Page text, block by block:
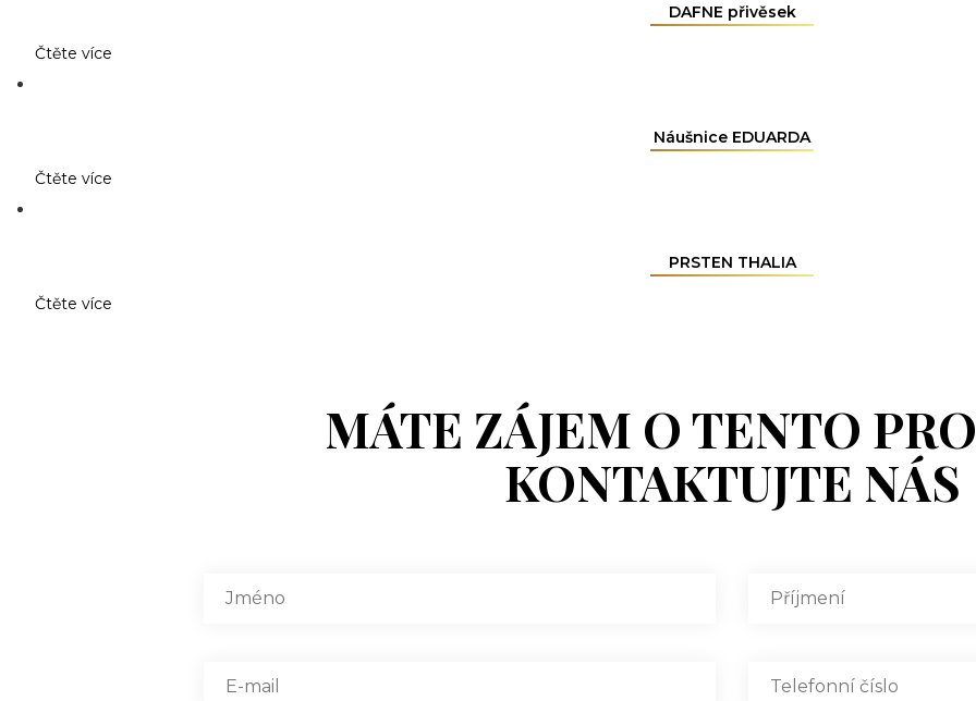
DAFNE přivěsek
Čtěte více
Náušnice EDUARDA
Čtěte více
PRSTEN THALIA
Čtěte více
MÁTE ZÁJEM O TENTO
KONTAKTUJTE NÁS